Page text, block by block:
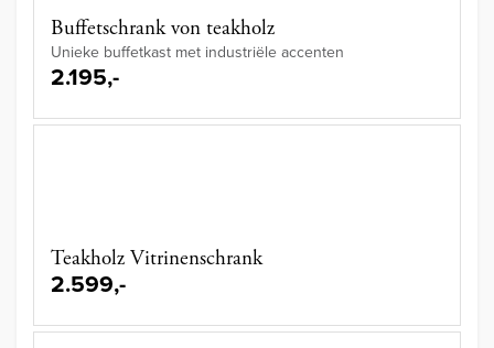
Buffetschrank von teakholz
Unieke buffetkast met industriële accenten
2.195,-
Teakholz Vitrinenschrank
2.599,-